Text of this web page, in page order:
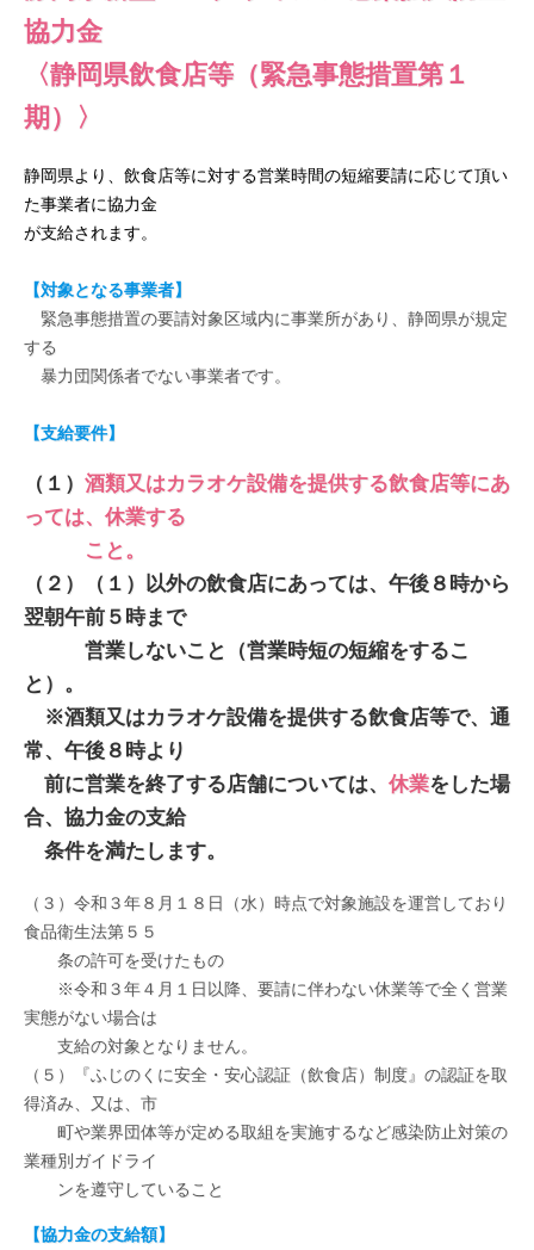
協力金
〈静岡県飲食店等（緊急事態措置第１
期）〉
静岡県より、飲食店等に対する営業時間の短縮要請に応じて頂い
た事業者に協力金
が支給されます。
【対象となる事業者】
緊急事態措置の要請対象区域内に事業所があり、静岡県が規定
する
暴力団関係者でない事業者です。
【支給要件】
（１） 酒類又はカラオケ設備を提供する飲食店等にあ
っては、休業する
こと。
（２）（１）以外の飲食店にあっては、午後８時から
翌朝午前５時まで
営業しないこと（営業時短の短縮をするこ
と）。
※酒類又はカラオケ設備を提供する飲食店等で、通
常、午後８時より
前に営業を終了する店舗については、 休業をした場
合、協力金の支給
条件を満たします。
（３）令和３年８月１８日（水）時点で対象施設を運営しており
食品衛生法第５５
条の許可を受けたもの
※令和３年４月１日以降、要請に伴わない休業等で全く営業
実態がない場合は
支給の対象となりません。
（５）『ふじのくに安全・安心認証（飲食店）制度』の認証を取
得済み、又は、市
町や業界団体等が定める取組を実施するなど感染防止対策の
業種別ガイドライ
ンを遵守していること
【協力金の支給額】